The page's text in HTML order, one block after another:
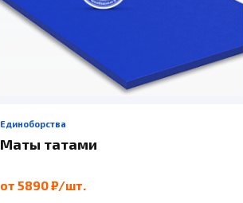
Единоборства
Маты татами
от 5890 ₽/шт.